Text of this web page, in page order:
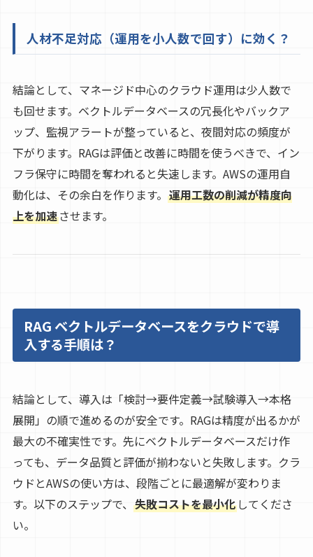
人材不足対応（運用を小人数で回す）に効く？
結論として、マネージド中心のクラウド運用は少人数で
も回せます。ベクトルデータベースの冗長化やバックア
ップ、監視アラートが整っていると、夜間対応の頻度が
下がります。RAGは評価と改善に時間を使うべきで、イン
フラ保守に時間を奪われると失速します。AWSの運用自
動化は、その余白を作ります。 運用工数の削減が精度向
上を加速させます。
RAG ベクトルデータベースをクラウドで導
入する手順は？
結論として、導入は「検討→要件定義→試験導入→本格
展開」の順で進めるのが安全です。RAGは精度が出るかが
最大の不確実性です。先にベクトルデータベースだけ作
っても、データ品質と評価が揃わないと失敗します。クラ
ウドとAWSの使い方は、段階ごとに最適解が変わりま
す。以下のステップで、 失敗コストを最小化してくださ
い。